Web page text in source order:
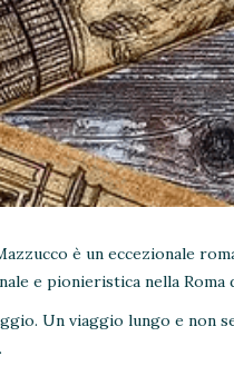
è un eccezionale
e pionieristica nella Roma
Un viaggio lungo e non